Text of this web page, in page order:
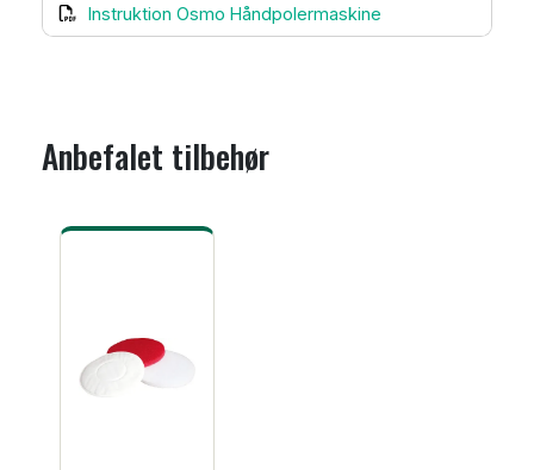
Instruktion Osmo Håndpolermaskine
Anbefalet tilbehør